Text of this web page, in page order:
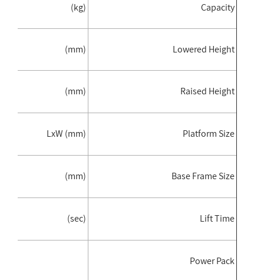
Capacity
(kg)
Lowered Height
(mm)
Raised Height
(mm)
Platform Size
LxW (mm)
Base Frame Size
(mm)
Lift Time
(sec)
Power Pack